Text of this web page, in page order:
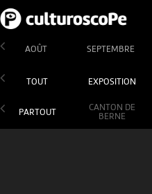
AOÛT SEPTEMBRE
TOUT EXPOSITION
PARTOUT
CANTON DE
BERNE